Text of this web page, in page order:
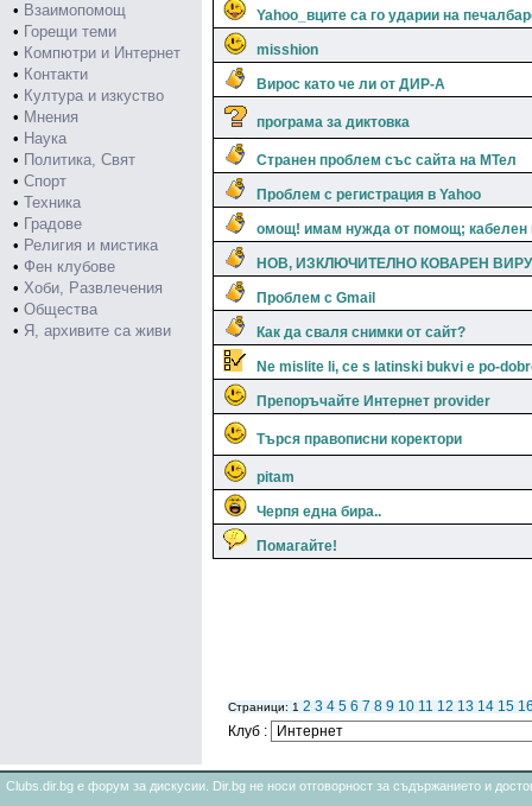
• Взаимопомощ
• Горещи теми
• Компютри и Интернет
• Контакти
• Култура и изкуство
• Мнения
• Наука
• Политика, Свят
• Спорт
• Техника
• Градове
• Религия и мистика
• Фен клубове
• Хоби, Развлечения
• Общества
• Я, архивите са живи
Yahoo_вците са го ударии на
misshion
Вирос като че ли от ДИР-А
програма за диктовка
Странен проблем със сайта на МТел
Проблем с регистрация в Yahoo
омощ! имам нужда от помощ; кабелен
НОВ, ИЗКЛЮЧИТЕЛНО КОВАРЕН
Проблем с Gmail
Как да сваля снимки от сайт?
Ne mislite li, ce s latinski bukvi e po-
Препоръчайте Интернет provider
Търся правописни коректори
pitam
Черпя една бира..
Помагайте!
Страници: 1 2 3 4 5 6 7 8 9 10 11 12 13 14 15
Клуб :
Clubs.dir.bg е форум за дискусии. Dir.bg не носи отговорност за съдържанието и